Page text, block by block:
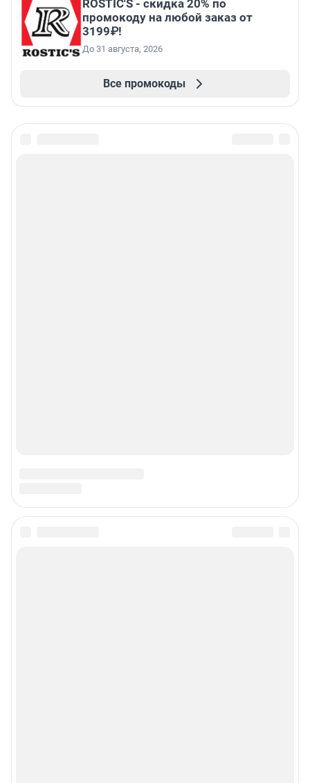
ROSTIC'S - скидка 20% по
промокоду на любой заказ от
3199₽!
До 31 августа, 2026
Все промокоды